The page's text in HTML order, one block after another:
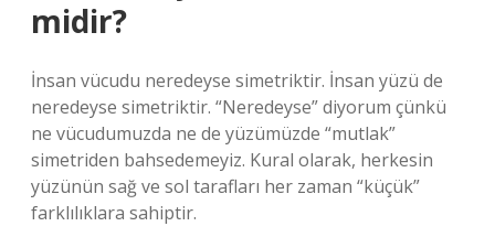
midir?
İnsan vücudu neredeyse simetriktir. İnsan yüzü de
neredeyse simetriktir. “Neredeyse” diyorum çünkü
ne vücudumuzda ne de yüzümüzde “mutlak”
simetriden bahsedemeyiz. Kural olarak, herkesin
yüzünün sağ ve sol tarafları her zaman “küçük”
farklılıklara sahiptir.